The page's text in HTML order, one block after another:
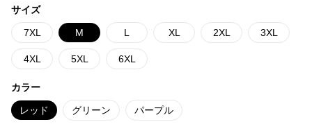
サイズ
7XL M L XL 2XL 3XL
4XL 5XL 6XL
カラー
レッド グリーン パープル